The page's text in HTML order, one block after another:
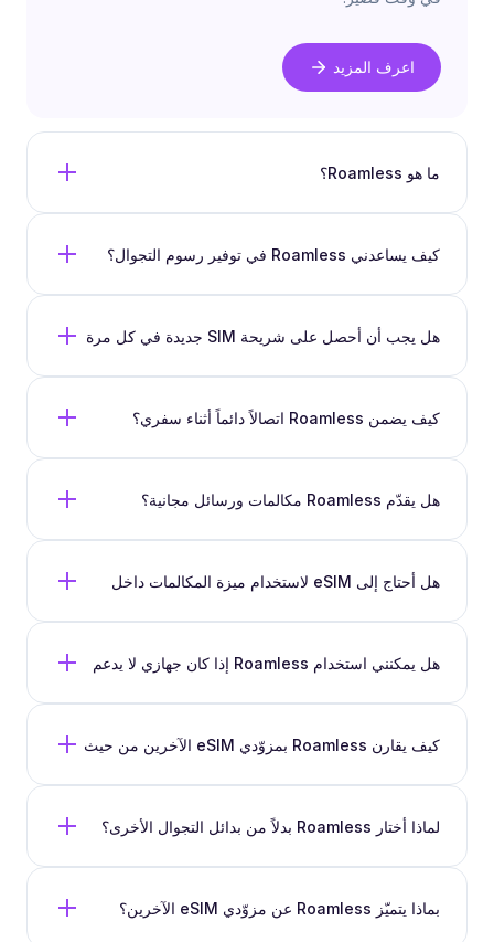
اعرف المزيد
ما هو Roamless؟
كيف يساعدني Roamless في توفير رسوم التجوال؟
هل يجب أن أحصل على شريحة SIM جديدة في كل مرة
كيف يضمن Roamless اتصالاً دائماً أثناء سفري؟
هل يقدّم Roamless مكالمات ورسائل مجانية؟
هل أحتاج إلى eSIM لاستخدام ميزة المكالمات داخل
هل يمكنني استخدام Roamless إذا كان جهازي لا يدعم
كيف يقارن Roamless بمزوّدي eSIM الآخرين من حيث
لماذا أختار Roamless بدلاً من بدائل التجوال الأخرى؟
بماذا يتميّز Roamless عن مزوّدي eSIM الآخرين؟